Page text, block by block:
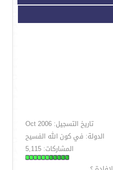
تاريخ التسجيل: Oct 2006
الدولة: في كون الله الفسيح
المشاركات: 5,115